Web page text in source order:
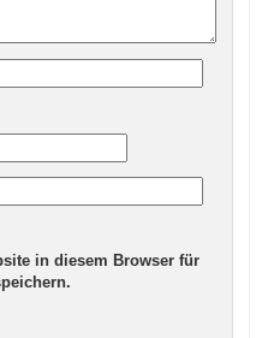
in diesem Browser für